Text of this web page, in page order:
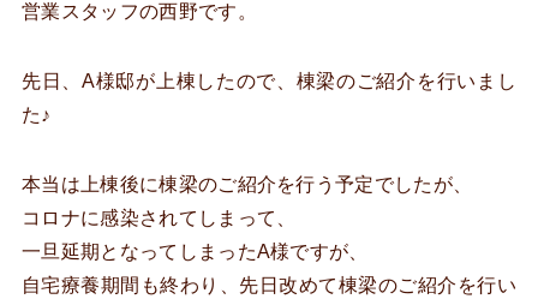
営業スタッフの西野です。
先日、A様邸が上棟したので、棟梁のご紹介を行いまし
た♪
本当は上棟後に棟梁のご紹介を行う予定でしたが、
コロナに感染されてしまって、
一旦延期となってしまったA様ですが、
自宅療養期間も終わり、先日改めて棟梁のご紹介を行い